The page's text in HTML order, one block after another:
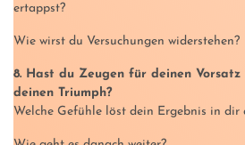
ertappst?
Wie wirst du Versuchungen widerstehen?
8. Hast du Zeugen für deinen
deinen Triumph?
Welche Gefühle löst dein Ergebnis in dir